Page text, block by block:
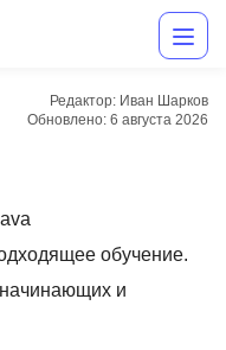
Редактор: Иван Шарков
Обновлено: 6 августа 2026
обучение.
и